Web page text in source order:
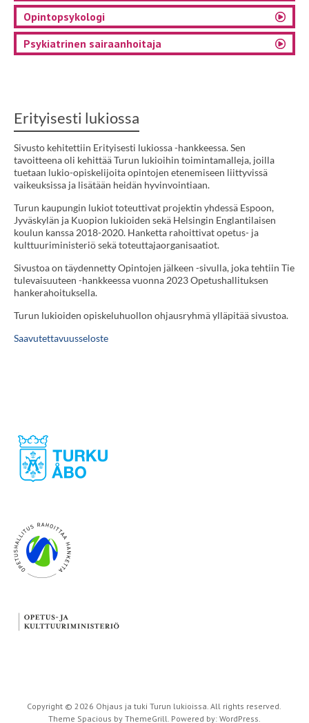
Opintopsykologi
Psykiatrinen sairaanhoitaja
Erityisesti lukiossa
Sivusto kehitettiin Erityisesti lukiossa -hankkeessa. Sen
tavoitteena oli kehittää Turun lukioihin toimintamalleja, joilla
tuetaan lukio-opiskelijoita opintojen etenemiseen liittyvissä
vaikeuksissa ja lisätään heidän hyvinvointiaan.
Turun kaupungin lukiot toteuttivat projektin yhdessä Espoon,
Jyväskylän ja Kuopion lukioiden sekä Helsingin Englantilaisen
koulun kanssa 2018-2020. Hanketta rahoittivat opetus- ja
kulttuuriministeriö sekä toteuttajaorganisaatiot.
Sivustoa on täydennetty Opintojen jälkeen -sivulla, joka tehtiin Tie
tulevaisuuteen -hankkeessa vuonna 2023 Opetushallituksen
hankerahoituksella.
Turun lukioiden opiskeluhuollon ohjausryhmä ylläpitää sivustoa.
Saavutettavuusseloste
Copyright © 2026 Ohjaus ja tuki Turun lukioissa. All rights reserved.
Theme Spacious by ThemeGrill. Powered by: WordPress.